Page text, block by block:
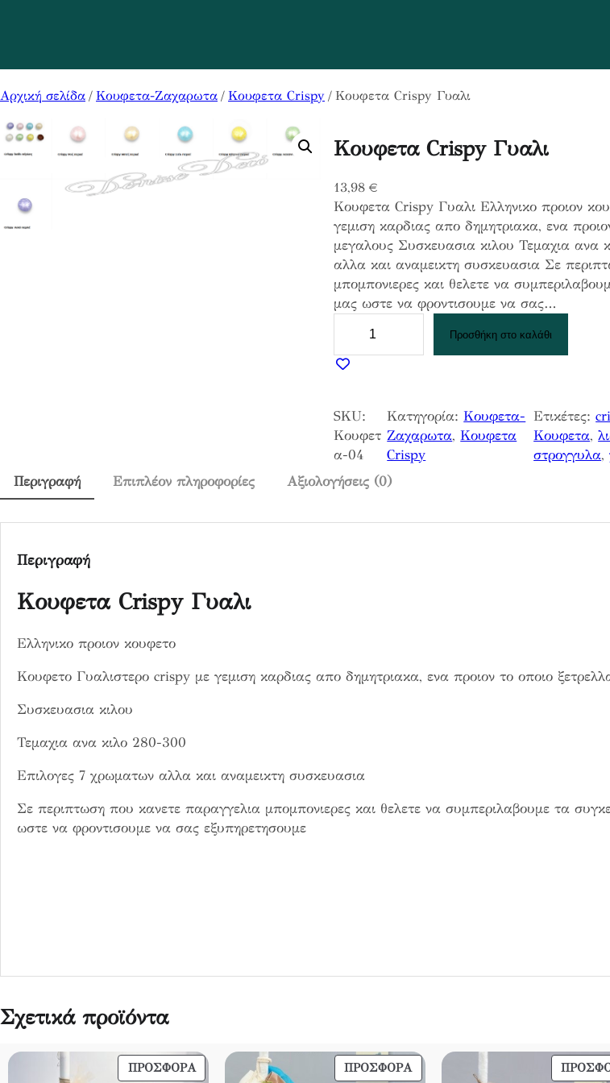
Αρχική σελίδα / Κουφετα-Ζαχαρωτα / Κουφετα Crispy / Κουφετα Crispy Γυαλι
Κουφετα Crispy Γυαλι
13,98 €
Κουφετα Crispy Γυαλι Ελληνικο προιον
γεμιση καρδιας απο δημητριακα, ενα
μεγαλους Συσκευασια κιλου Τεμαχια ανα
αλλα και αναμεικτη συσκευασια Σε
μπομπονιερες και θελετε να
μας ωστε να φροντισουμε να σας…
υ
τ
α
C
r
τ
α
Προσθήκη στο καλάθι
SKU:
Κουφετ
α-04
Κατηγορία:Κουφετα-
Ζαχαρωτα, Κουφετα
Crispy
Ετικέτες:
Κουφετα,
στρογγυλα,
Περιγραφή
Επιπλέον πληροφορίες Αξιολογήσεις (0)
Περιγραφή
Κουφετα Crispy Γυαλι
Ελληνικο προιον κουφετο
Κουφετο Γυαλιστερο crispy με γεμιση καρδιας απο δημητριακα, ενα προιον το οποιο
Συσκευασια κιλου
Τεμαχια ανα κιλο 280-300
Επιλογες 7 χρωματων αλλα και αναμεικτη συσκευασια
Σε περιπτωση που κανετε παραγγελια μπομπονιερες και θελετε να συμπεριλαβουμε τα
ωστε να φροντισουμε να σας εξυπηρετησουμε
Σχετικά προϊόντα
ΠΡΟΣΦΟΡΆΠΡΟΪΌΝ
ΠΡΟΣΦΟΡΆΠΡΟΪΌΝ